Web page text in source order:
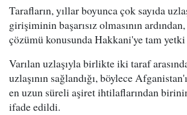
Tarafların, yıllar boyunca çok sayıda
girişiminin başarısız olmasının
çözümü konusunda Hakkani'ye tam
Varılan uzlaşıyla birlikte iki taraf
uzlaşının sağlandığı, böylece
en uzun süreli aşiret ihtilaflarından
ifade edildi.